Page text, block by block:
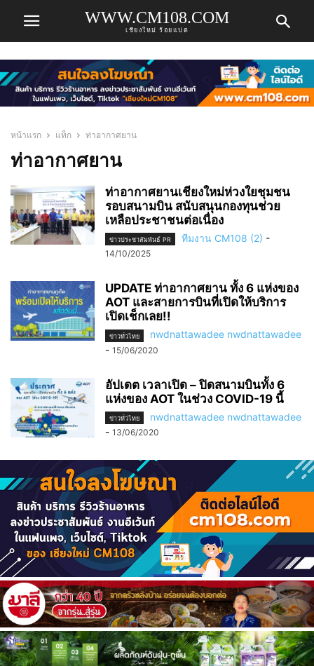
WWW.CM108.COM
เชียงใหม่ ร้อยแปด
หน้าแรก แท็ก ท่าอากาศยาน
ท่าอากาศยาน
ท่าอากาศยานเชียงใหม่ห่วงใยชุมชน
รอบสนามบิน สนับสนุนกองทุนช่วย
เหลือประชาชนต่อเนื่อง
ข่าวประชาสัมพันธ์ PR ทีมงาน CM108 (2) -
14/10/2025
UPDATE ท่าอากาศยาน ทั้ง 6 แห่งของ
AOT และสายการบินที่เปิดให้บริการ
เปิดเช็กเลย!!
ข่าวทั่วไทย
nwdnattawadee nwdnattawadee
- 15/06/2020
อัปเดต เวลาเปิด – ปิดสนามบินทั้ง 6
แห่งของ AOT ในช่วง COVID-19 นี้
ข่าวทั่วไทย
nwdnattawadee nwdnattawadee
- 13/06/2020